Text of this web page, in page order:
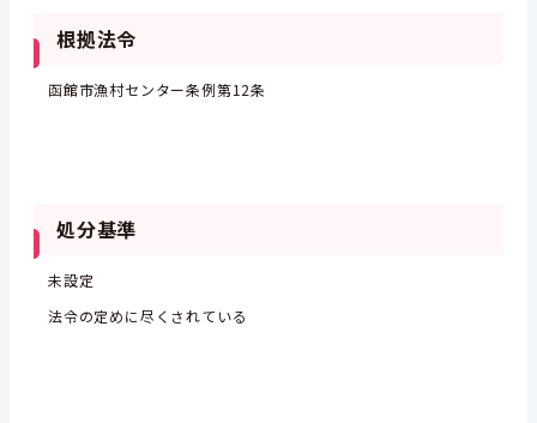
根拠法令
函館市漁村センター条例第12条
処分基準
未設定
法令の定めに尽くされている